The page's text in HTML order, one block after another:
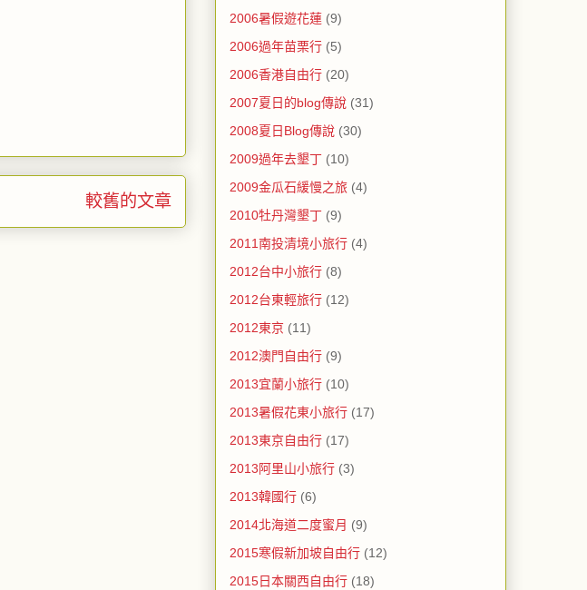
較舊的文章
2006暑假遊花蓮 (9)
2006過年苗栗行 (5)
2006香港自由行 (20)
2007夏日的blog傳說 (31)
2008夏日Blog傳說 (30)
2009過年去墾丁 (10)
2009金瓜石緩慢之旅 (4)
2010牡丹灣墾丁 (9)
2011南投清境小旅行 (4)
2012台中小旅行 (8)
2012台東輕旅行 (12)
2012東京 (11)
2012澳門自由行 (9)
2013宜蘭小旅行 (10)
2013暑假花東小旅行 (17)
2013東京自由行 (17)
2013阿里山小旅行 (3)
2013韓國行 (6)
2014北海道二度蜜月 (9)
2015寒假新加坡自由行 (12)
2015日本關西自由行 (18)